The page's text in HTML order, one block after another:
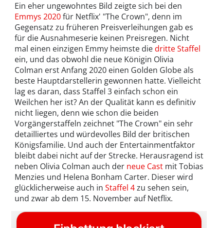
Ein eher ungewohntes Bild zeigte sich bei den
Emmys 2020für Netflix' "The Crown", denn im
Gegensatz zu früheren Preisverleihungen gab es
für die Ausnahmeserie keinen Preisregen. Nicht
mal einen einzigen Emmy heimste diedritte Staffel
ein, und das obwohl die neue Königin Olivia
Colman erst Anfang 2020 einen Golden Globe als
beste Hauptdarstellerin gewonnen hatte. Vielleicht
lag es daran, dass Staffel 3 einfach schon ein
Weilchen her ist? An der Qualität kann es definitiv
nicht liegen, denn wie schon die beiden
Vorgängerstaffeln zeichnet "The Crown" ein sehr
detailliertes und würdevolles Bild der britischen
Königsfamilie. Und auch der Entertainmentfaktor
bleibt dabei nicht auf der Strecke. Herausragend ist
neben Olivia Colman auch der neue Cast mit Tobias
Menzies und Helena Bonham Carter. Dieser wird
glücklicherweise auch in Staffel 4zu sehen sein,
und zwar ab dem 15. November auf Netflix.